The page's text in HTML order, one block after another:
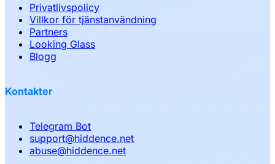
Privatlivspolicy
Villkor för tjänstanvändning
Partners
Looking Glass
Blogg
Kontakter
Telegram Bot
support@hiddence.net
abuse@hiddence.net